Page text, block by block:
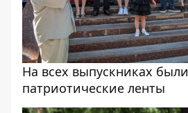
На всех выпускниках были
патриотические ленты